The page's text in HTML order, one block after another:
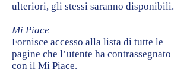
ulteriori, gli stessi saranno disponibili.
Mi Piace
Fornisce accesso alla lista di tutte le
pagine che l’utente ha contrassegnato
con il Mi Piace.